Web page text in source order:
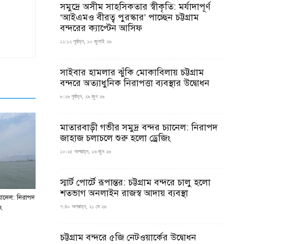
নিরাপদ
সমুদ্রে অসীম সাহসিকতার স্বীকৃতি: মর্যাদাপূর্ণ
‘আইএমও বীরত্ব পুরস্কার’ পাচ্ছেন চট্টগ্রাম
বন্দরের ক্যাপ্টেন আসিফ
১১:১২ পূর্বাহ্ন, ১০ জুলাই ২৬
সাইবার হামলার ঝুঁকি মোকাবিলায় চট্টগ্রাম
বন্দরে অত্যাধুনিক নিরাপত্তা ব্যবস্থার উদ্বোধন
৮:২৬ পূর্বাহ্ন, ২৯ জুন ২৬
মাতারবাড়ী গভীর সমুদ্র বন্দর চ্যানেল: নিরাপদ
জাহাজ চলাচলে শুরু হলো ড্রেজিং
১০:২৫ অপরাহ্ন, ১৬ জুন ২৬
স্মার্ট পোর্টে রূপান্তর: চট্টগ্রাম বন্দরে চালু হলো
শতভাগ অনলাইন রাজস্ব আদায় ব্যবস্থা
৭:৪০ অপরাহ্ন, ২১ মে ২৬
চট্টগ্রাম বন্দরে ৫জি নেটওয়ার্কের উদ্বোধন